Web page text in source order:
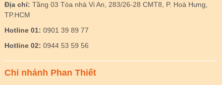
Địa chỉ: Tầng 03 Tòa nhà Vi An, 283/26-28 CMT8, P. Hoà Hưng,
TP.HCM
Hotline 01: 0901 39 89 77
Hotline 02: 0944 53 59 56
Chi nhánh Phan Thiết